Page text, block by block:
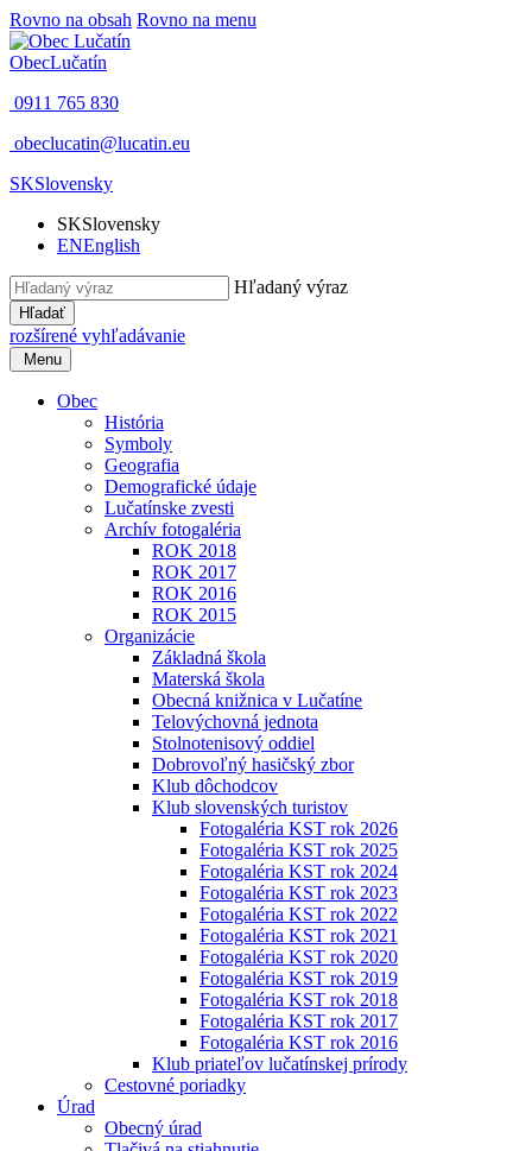
Rovno na obsah Rovno na menu
ObecLučatín
0911 765 830
obeclucatin@lucatin.eu
SKSlovensky
SKSlovensky
ENEnglish
Hľadaný výraz
Hľadať
rozšírené vyhľadávanie
Menu
Obec
História
Symboly
Geografia
Demografické údaje
Lučatínske zvesti
Archív fotogaléria
ROK 2018
ROK 2017
ROK 2016
ROK 2015
Organizácie
Základná škola
Materská škola
Obecná knižnica v Lučatíne
Telovýchovná jednota
Stolnotenisový oddiel
Dobrovoľný hasičský zbor
Klub dôchodcov
Klub slovenských turistov
Fotogaléria KST rok 2026
Fotogaléria KST rok 2025
Fotogaléria KST rok 2024
Fotogaléria KST rok 2023
Fotogaléria KST rok 2022
Fotogaléria KST rok 2021
Fotogaléria KST rok 2020
Fotogaléria KST rok 2019
Fotogaléria KST rok 2018
Fotogaléria KST rok 2017
Fotogaléria KST rok 2016
Klub priateľov lučatínskej prírody
Cestovné poriadky
Úrad
Obecný úrad